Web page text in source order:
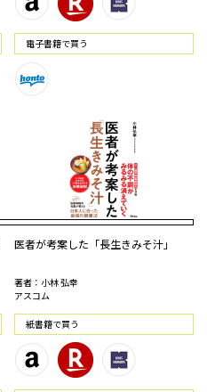
電⼦書籍で買う
医者が考案した「長生きみそ汁」
著者：小林 弘幸
アスコム
紙書籍で買う